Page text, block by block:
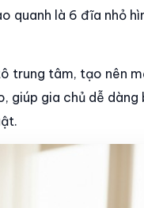
quanh là 6 đĩa nhỏ
trung tâm, tạo nên
giúp gia chủ dễ dàng